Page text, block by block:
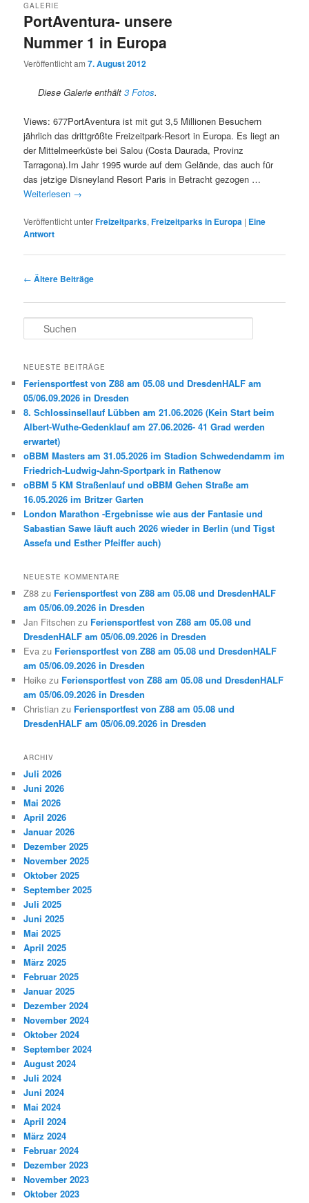
PortAventura- unsere
Nummer 1 in Europa
GALERIE
Veröffentlicht am7. August 2012
Diese Galerie enthält3 Fotos.
Views: 677PortAventura ist mit gut 3,5 Millionen Besuchern
jährlich das drittgrößte Freizeitpark-Resort in Europa. Es liegt an
der Mittelmeerküste bei Salou (Costa Daurada, Provinz
Tarragona).Im Jahr 1995 wurde auf dem Gelände, das auch für
das jetzige Disneyland Resort Paris in Betracht gezogen …
Weiterlesen →
Veröffentlicht unterFreizeitparks,Freizeitparks in Europa | Eine
Antwort
Beitragsnavigation
← Ältere Beiträge
u
h
n
NEUESTE BEITRÄGE
Feriensportfest von Z88 am 05.08 und DresdenHALF am
05/06.09.2026 in Dresden
8. Schlossinsellauf Lübben am 21.06.2026 (Kein Start beim
Albert-Wuthe-Gedenklauf am 27.06.2026- 41 Grad werden
erwartet)
oBBM Masters am 31.05.2026 im Stadion Schwedendamm im
Friedrich-Ludwig-Jahn-Sportpark in Rathenow
oBBM 5 KM Straßenlauf und oBBM Gehen Straße am
16.05.2026 im Britzer Garten
London Marathon -Ergebnisse wie aus der Fantasie und
Sabastian Sawe läuft auch 2026 wieder in Berlin (und Tigst
Assefa und Esther Pfeiffer auch)
NEUESTE KOMMENTARE
Z88 zu Feriensportfest von Z88 am 05.08 und DresdenHALF
am 05/06.09.2026 in Dresden
Jan Fitschen zu Feriensportfest von Z88 am 05.08 und
DresdenHALF am 05/06.09.2026 in Dresden
Eva zu Feriensportfest von Z88 am 05.08 und DresdenHALF
am 05/06.09.2026 in Dresden
Heike zu Feriensportfest von Z88 am 05.08 und DresdenHALF
am 05/06.09.2026 in Dresden
Christian zu Feriensportfest von Z88 am 05.08 und
DresdenHALF am 05/06.09.2026 in Dresden
ARCHIV
Juli 2026
Juni 2026
Mai 2026
April 2026
Januar 2026
Dezember 2025
November 2025
Oktober 2025
September 2025
Juli 2025
Juni 2025
Mai 2025
April 2025
März 2025
Februar 2025
Januar 2025
Dezember 2024
November 2024
Oktober 2024
September 2024
August 2024
Juli 2024
Juni 2024
Mai 2024
April 2024
März 2024
Februar 2024
Dezember 2023
November 2023
Oktober 2023